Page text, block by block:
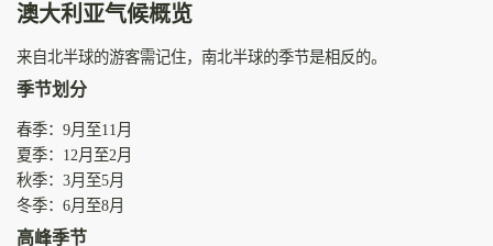
澳大利亚气候概览
来自北半球的游客需记住，南北半球的季节是相反的。
季节划分
春季：9月至11月
夏季：12月至2月
秋季：3月至5月
冬季：6月至8月
高峰季节